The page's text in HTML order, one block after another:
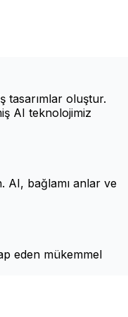
tasarımlar oluştur.
AI teknolojimiz
AI, bağlamı anlar ve
eden mükemmel